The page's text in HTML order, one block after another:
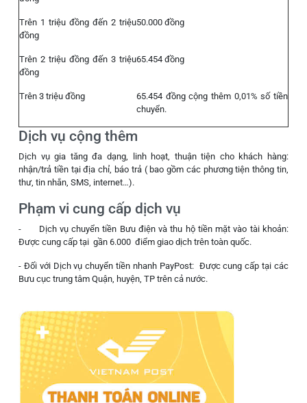
Trên 1 triệu đồng đến 2 triệu
đồng
50.000 đồng
Trên 2 triệu đồng đến 3 triệu
đồng
65.454 đồng
Trên 3 triệu đồng
65.454 đồng cộng thêm 0,01% số tiền
chuyển.
Dịch vụ cộng thêm
Dịch vụ gia tăng đa dạng, linh hoạt, thuận tiện cho khách hàng:
nhận/trả tiền tại địa chỉ, báo trả ( bao gồm các phương tiện thông tin,
thư, tin nhắn, SMS, internet…).
Phạm vi cung cấp dịch vụ
- Dịch vụ chuyển tiền Bưu điện và thu hộ tiền mặt vào tài khoản:
Được cung cấp tại gần 6.000 điểm giao dịch trên toàn quốc.
- Đối với Dịch vụ chuyển tiền nhanh PayPost: Được cung cấp tại các
Bưu cục trung tâm Quận, huyện, TP trên cả nước.